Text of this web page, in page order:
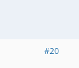
#20